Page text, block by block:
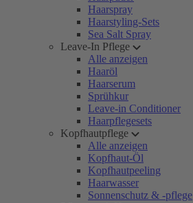
Haarspray
Haarstyling-Sets
Sea Salt Spray
Leave-In Pflege
Alle anzeigen
Haaröl
Haarserum
Sprühkur
Leave-in Conditioner
Haarpflegesets
Kopfhautpflege
Alle anzeigen
Kopfhaut-Öl
Kopfhautpeeling
Haarwasser
Sonnenschutz & -pflege